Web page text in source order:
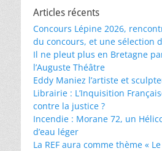
Articles récents
Concours Lépine 2026,
du concours, et une sélection
Il ne pleut plus en Bretagne
l’Auguste Théâtre
Eddy Maniez l’artiste et
Librairie : L’Inquisition
contre la justice ?
Incendie : Morane 72, un
d’eau léger
La REF aura comme thème «